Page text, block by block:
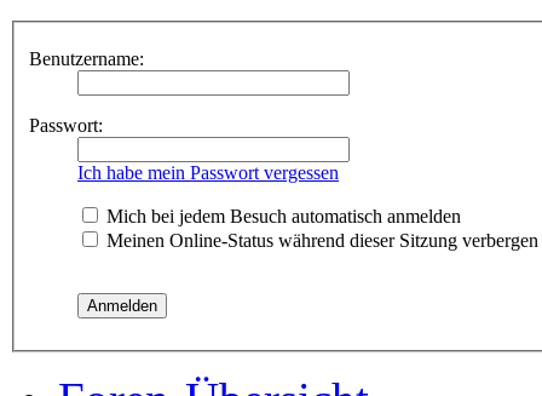
Benutzername:
Passwort:
Ich habe mein Passwort vergessen
Mich bei jedem Besuch automatisch anmelden
Meinen Online-Status während dieser Sitzung verbergen